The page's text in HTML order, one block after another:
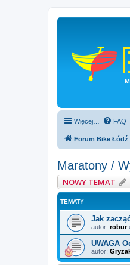
Więcej… FAQ
Forum Bike Łódź
Maratony /
NOWY TEMAT
TEMATY
Jak
autor: robur
UWAGA
autor: